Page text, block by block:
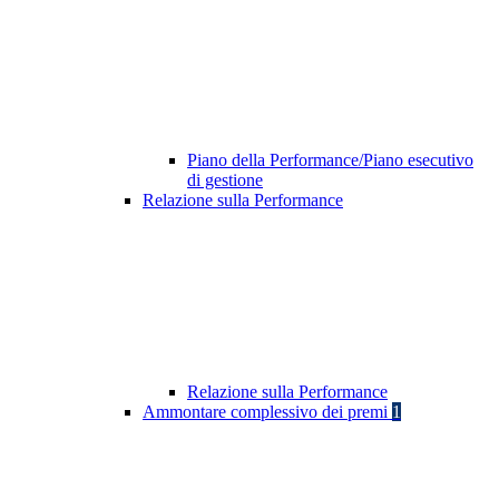
Piano della Performance/Piano esecutivo
di gestione
Relazione sulla Performance
Relazione sulla Performance
Ammontare complessivo dei premi 1